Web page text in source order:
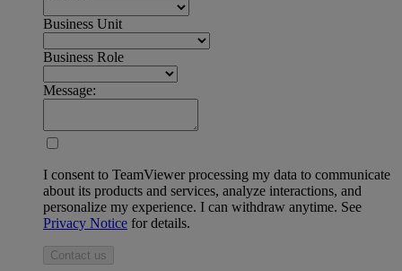
Business Unit
Business Role
Message:
I consent to TeamViewer processing my data to communicate
about its products and services, analyze interactions, and
personalize my experience. I can withdraw anytime. See
Privacy Notice for details.
Contact us